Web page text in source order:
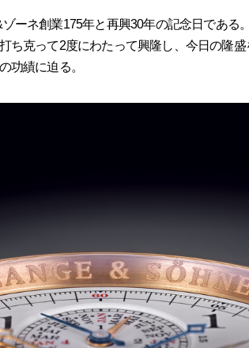
ーネ創業175年と再興30年の記念日である
ち克って2度にわたって興隆し、今日の隆
功績に迫る。